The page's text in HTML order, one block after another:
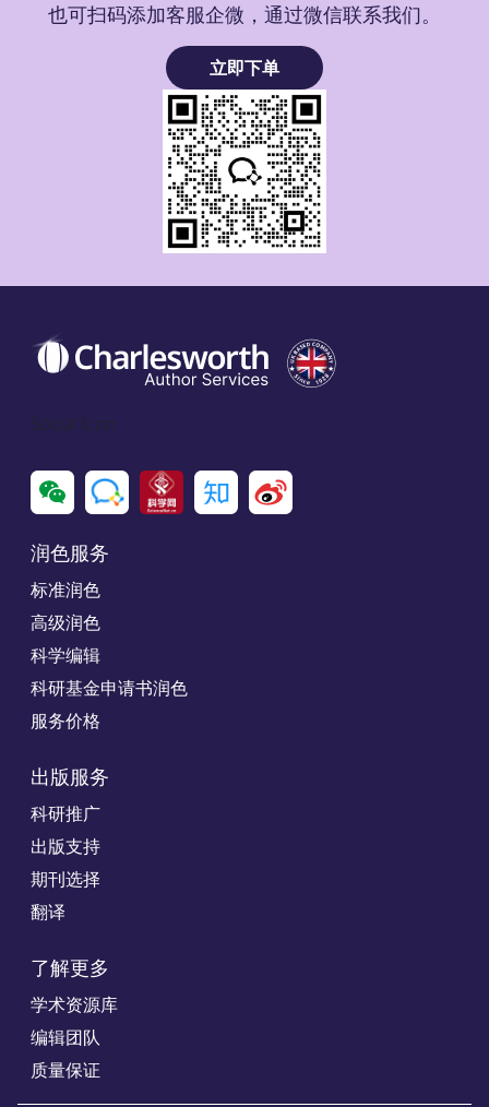
也可扫码添加客服企微，通过微信联系我们。
立即下单
Social Icon
润色服务
标准润色
高级润色
科学编辑
科研基金申请书润色
服务价格
出版服务
科研推广
出版支持
期刊选择
翻译
了解更多
学术资源库
编辑团队
质量保证